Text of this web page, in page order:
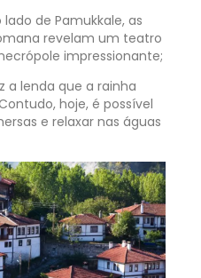
lado de Pamukkale, as
revelam um teatro
impressionante;
a lenda que a rainha
hoje, é possível
e relaxar nas águas